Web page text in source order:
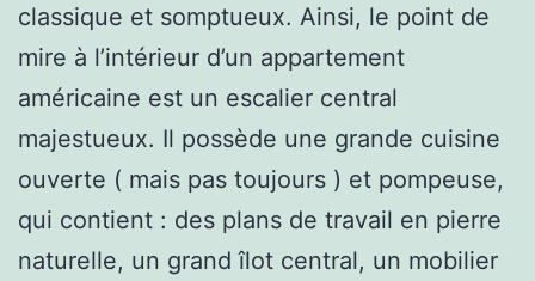
classique et somptueux. Ainsi, le point de
mire à l’intérieur d’un appartement
américaine est un escalier central
majestueux. Il possède une grande cuisine
ouverte ( mais pas toujours ) et pompeuse,
qui contient : des plans de travail en pierre
naturelle, un grand îlot central, un mobilier